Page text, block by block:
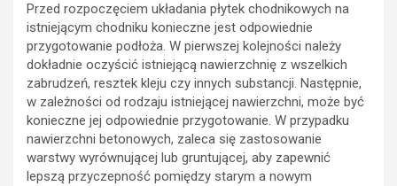
Przed rozpoczęciem układania płytek chodnikowych na
istniejącym chodniku konieczne jest odpowiednie
przygotowanie podłoża. W pierwszej kolejności należy
dokładnie oczyścić istniejącą nawierzchnię z wszelkich
zabrudzeń, resztek kleju czy innych substancji. Następnie,
w zależności od rodzaju istniejącej nawierzchni, może być
konieczne jej odpowiednie przygotowanie. W przypadku
nawierzchni betonowych, zaleca się zastosowanie
warstwy wyrównującej lub gruntującej, aby zapewnić
lepszą przyczepność pomiędzy starym a nowym